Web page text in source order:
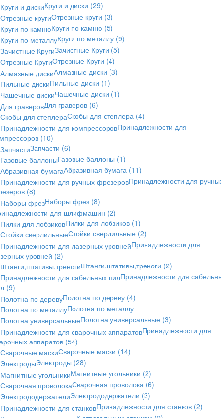
Круги и диски (29)
Отрезные круги (3)
Круги по камню (5)
Круги по металлу (9)
Зачистные Круги (5)
Отрезные Круги (4)
Алмазные диски (3)
Пильные диски (1)
Чашечные диски (1)
Для граверов (6)
Скобы для степлера (4)
Принадлежности для
(10)
Запчасти (6)
Газовые баллоны (1)
Абразивная бумага (11)
Принадлежности для
(8)
Наборы фрез (8)
для шлифмашин (2)
Пилки для лобзиков (1)
Стойки сверлильные (2)
Принадлежности для
уровней (2)
Штанги,штативы,треноги (2)
Принадлежности для
(9)
Полотна по дереву (4)
Полотна по металлу
Полотна универсальные (3)
Принадлежности для
аппаратов (54)
Сварочные маски (14)
Электроды (28)
Магнитные угольники (2)
Сварочная проволока (6)
Электрододержатели (3)
Принадлежности для станков (2)